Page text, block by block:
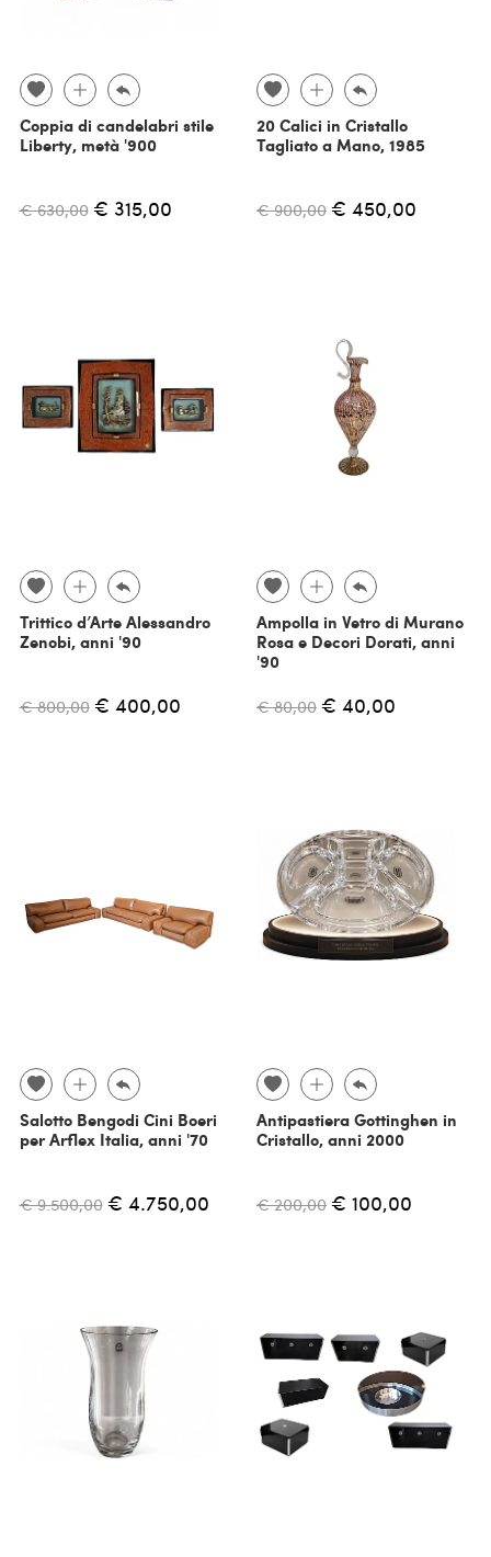
Coppia di candelabri stile
Liberty, metà '900
€ 630,00 € 315,00
20 Calici in Cristallo
Tagliato a Mano, 1985
€ 900,00 € 450,00
Trittico d’Arte Alessandro
Zenobi, anni '90
€ 800,00 € 400,00
Ampolla in Vetro di Murano
Rosa e Decori Dorati, anni
'90
€ 80,00 € 40,00
Salotto Bengodi Cini Boeri
per Arflex Italia, anni '70
€ 9.500,00 € 4.750,00
Antipastiera Gottinghen in
Cristallo, anni 2000
€ 200,00 € 100,00